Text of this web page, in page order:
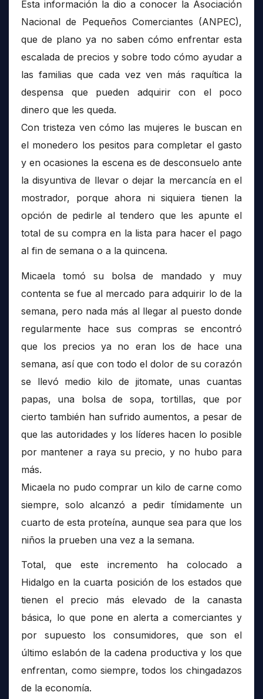
Esta información la dio a conocer la Asociación
Nacional de Pequeños Comerciantes (ANPEC),
que de plano ya no saben cómo enfrentar esta
escalada de precios y sobre todo cómo ayudar a
las familias que cada vez ven más raquítica la
despensa que pueden adquirir con el poco
dinero que les queda.
Con tristeza ven cómo las mujeres le buscan en
el monedero los pesitos para completar el gasto
y en ocasiones la escena es de desconsuelo ante
la disyuntiva de llevar o dejar la mercancía en el
mostrador, porque ahora ni siquiera tienen la
opción de pedirle al tendero que les apunte el
total de su compra en la lista para hacer el pago
al fin de semana o a la quincena.
Micaela tomó su bolsa de mandado y muy
contenta se fue al mercado para adquirir lo de la
semana, pero nada más al llegar al puesto donde
regularmente hace sus compras se encontró
que los precios ya no eran los de hace una
semana, así que con todo el dolor de su corazón
se llevó medio kilo de jitomate, unas cuantas
papas, una bolsa de sopa, tortillas, que por
cierto también han sufrido aumentos, a pesar de
que las autoridades y los líderes hacen lo posible
por mantener a raya su precio, y no hubo para
más.
Micaela no pudo comprar un kilo de carne como
siempre, solo alcanzó a pedir tímidamente un
cuarto de esta proteína, aunque sea para que los
niños la prueben una vez a la semana.
Total, que este incremento ha colocado a
Hidalgo en la cuarta posición de los estados que
tienen el precio más elevado de la canasta
básica, lo que pone en alerta a comerciantes y
por supuesto los consumidores, que son el
último eslabón de la cadena productiva y los que
enfrentan, como siempre, todos los chingadazos
de la economía.